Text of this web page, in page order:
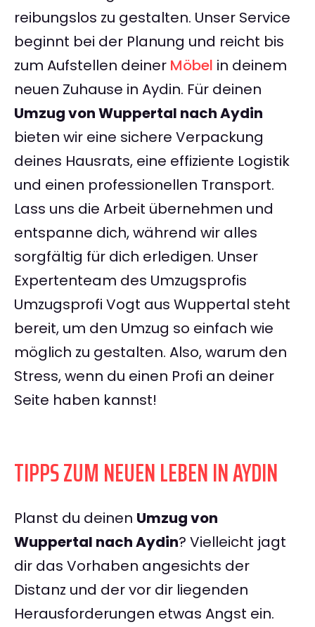
reibungslos zu gestalten. Unser Service
beginnt bei der Planung und reicht bis
zum Aufstellen deiner Möbel in deinem
neuen Zuhause in Aydin. Für deinen
Umzug von Wuppertal nach Aydin
bieten wir eine sichere Verpackung
deines Hausrats, eine effiziente Logistik
und einen professionellen Transport.
Lass uns die Arbeit übernehmen und
entspanne dich, während wir alles
sorgfältig für dich erledigen. Unser
Expertenteam des Umzugsprofis
Umzugsprofi Vogt aus Wuppertal steht
bereit, um den Umzug so einfach wie
möglich zu gestalten. Also, warum den
Stress, wenn du einen Profi an deiner
Seite haben kannst!
TIPPS ZUM NEUEN LEBEN IN AYDIN
Planst du deinen Umzug von
Wuppertal nach Aydin? Vielleicht jagt
dir das Vorhaben angesichts der
Distanz und der vor dir liegenden
Herausforderungen etwas Angst ein.